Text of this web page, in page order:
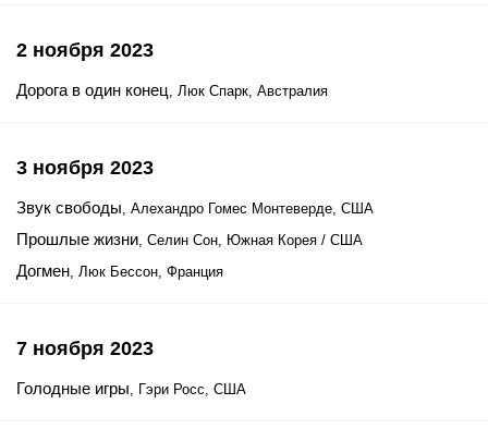
2 ноября 2023
Дорога в один конец, Люк Спарк, Австралия
3 ноября 2023
Звук свободы, Алехандро Гомес Монтеверде, США
Прошлые жизни, Селин Сон, Южная Корея / США
Догмен, Люк Бессон, Франция
7 ноября 2023
Голодные игры, Гэри Росс, США